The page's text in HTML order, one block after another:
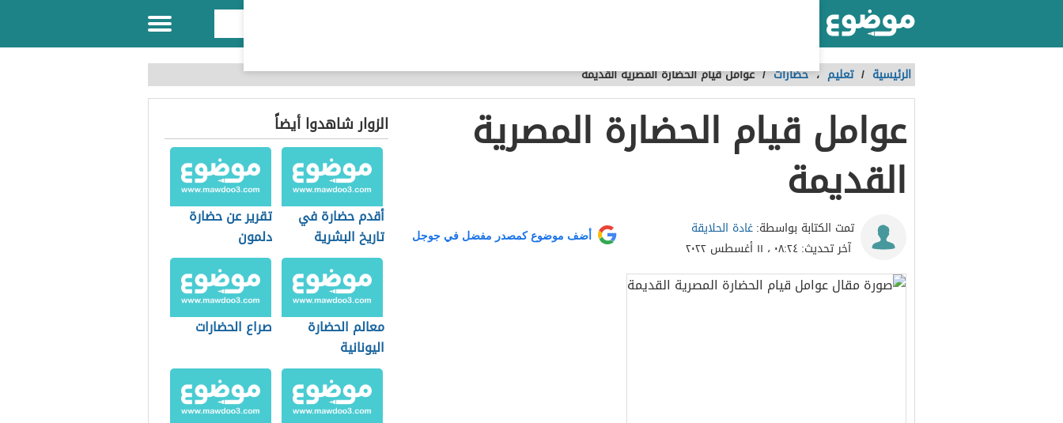
الرئيسية / تعليم ،حضارات /عوامل قيام الحضارة المصرية القديمة
عوامل قيام الحضارة المصرية
القديمة
تمت الكتابة بواسطة:غادة الحلايقة
آخر تحديث:٠٨:٢٤ ، ١١ أغسطس ٢٠٢٢
أضف موضوع كمصدر مفضل في جوجل
الزوار شاهدوا أيضاً
أقدم حضارة في
تاريخ البشرية
تقرير عن حضارة
دلمون
معالم الحضارة
اليونانية
صراع الحضارات